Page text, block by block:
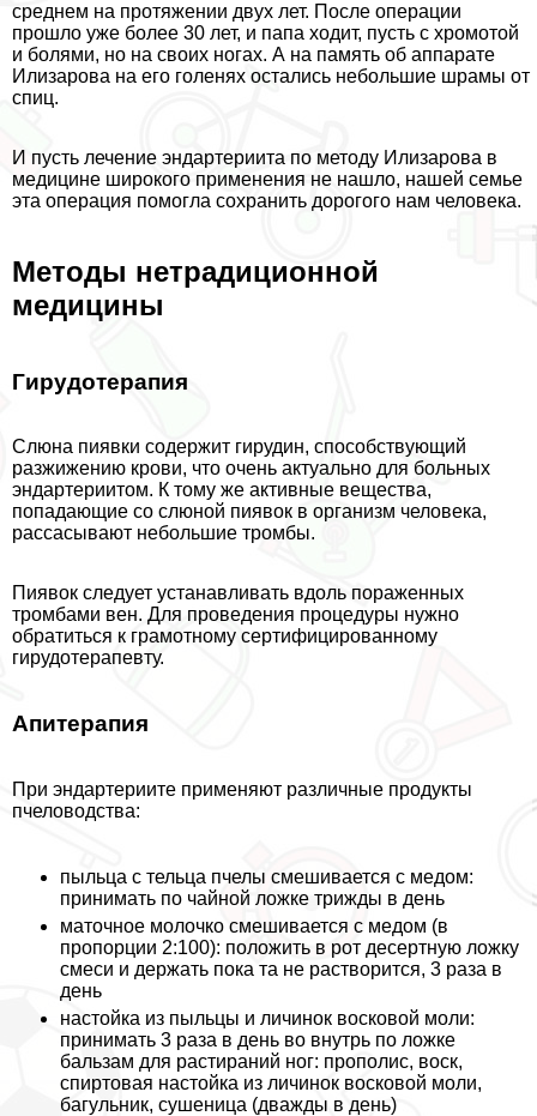
среднем на протяжении двух лет. После операции
прошло уже более 30 лет, и папа ходит, пусть с хромотой
и болями, но на своих ногах. А на память об аппарате
Илизарова на его голенях остались небольшие шрамы от
спиц.
И пусть лечение эндартериита по методу Илизарова в
медицине широкого применения не нашло, нашей семье
эта операция помогла сохранить дорогого нам человека.
Методы нетрадиционной
медицины
Гирудотерапия
Слюна пиявки содержит гирудин, способствующий
разжижению крови, что очень актуально для больных
эндартериитом. К тому же активные вещества,
попадающие со слюной пиявок в организм человека,
рассасывают небольшие тромбы.
Пиявок следует устанавливать вдоль пораженных
тромбами вен. Для проведения процедуры нужно
обратиться к грамотному сертифицированному
гирудотерапевту.
Апитерапия
При эндартериите применяют различные продукты
пчеловодства:
пыльца с тельца пчелы смешивается с медом:
принимать по чайной ложке трижды в день
маточное молочко смешивается с медом (в
пропорции 2:100): положить в рот десертную ложку
смеси и держать пока та не растворится, 3 раза в
день
настойка из пыльцы и личинок восковой моли:
принимать 3 раза в день во внутрь по ложке
бальзам для растираний ног: прополис, воск,
спиртовая настойка из личинок восковой моли,
багульник, сушеница (дважды в день)